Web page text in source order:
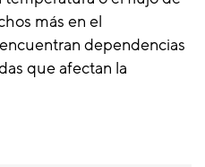
más en el
dependencias
que afectan la